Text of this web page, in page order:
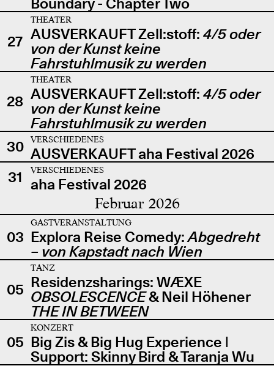
27
THEATER
AUSVERKAUFT Zell:stoff: 4/5 oder
von der Kunst keine
Fahrstuhlmusik zu werden
28
THEATER
AUSVERKAUFT Zell:stoff: 4/5 oder
von der Kunst keine
Fahrstuhlmusik zu werden
30
VERSCHIEDENES
AUSVERKAUFT aha Festival 2026
31
VERSCHIEDENES
aha Festival 2026
Februar 2026
03
GASTVERANSTALTUNG
Explora Reise Comedy:Abgedreht
– von Kapstadt nach Wien
05
TANZ
Residenzsharings: WÆXE
OBSOLESCENCE& Neil Höhener
THE IN BETWEEN
05
KONZERT
Big Zis & Big Hug Experience |
Support: Skinny Bird & Taranja Wu